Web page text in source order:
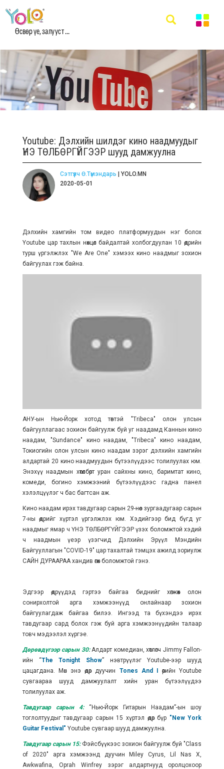
Өсвөр үе, залууст ...
Youtube: Дэлхийн шилдэг кино наадмуудыг
ҮНЭ ТӨЛБӨРГҮЙГЭЭР шууд дамжуулна
Сэтгүүлч Ө.Түмэндарь | YOLO.MN
2020-05-01
Дэлхийн хамгийн том видео платформуудын нэг болох
Youtube цар тахлын нөхцөл байдалтай холбогдуулан 10 өдрийн
турш үргэлжлэх "We Are One" хэмээх кино наадмыг зохион
байгуулах гэж байна.
АНУ-ынНью-Йорк хотод төвтэй "Tribeca" олон улсын
байгууллагаас зохион байгуулж буй уг наадамд Каннын кино
наадам, "Sundance" кино наадам, "Tribeca" кино наадам,
Токиогийн олон улсын кино наадам зэрэг дэлхийн хамгийн
алдартай 20 кино наадмуудын бүтээлүүдээс толилуулах юм.
Энэхүү наадмын хөтөлбөртуран сайхны кино, баримтат кино,
комеди, богино хэмжээний бүтээлүүдээс гадна панел
хэлэлцүүлэг ч бас багтсан аж.
Кино наадам ирэх тавдугаар сарын 29-нөөс зургаадугаар сарын
7-ны өдрийг хүртэл үргэлжлэх юм. Хэдийгээр бид бүгд уг
наадмыг ямар ч ҮНЭ ТӨЛБӨРГҮЙГЭЭР үзэх боломжтой хэдий
ч наадмын үеэр үзэгчид Дэлхийн Эрүүл Мэндийн
Байгууллагын "COVID-19" цар тахалтай тэмцэх ажилд зориулж
САЙН ДУРААРАА хандив өгөх боломжтой гэнэ.
Эдгээр өдрүүдэд гэртээ байгаа биднийг хөгжөөх олон
сонирхолтой арга хэмжээнүүд онлайнаар зохион
байгуулагдаж байгаа билээ. Ингээд та бүхэндээ ирэх
тавдугаар сард болох гэж буй арга хэмжээнүүдийн талаар
товч мэдээлэл хүргэе.
Дөрөвдүгээр сарын 30:Алдарт комедиан, хөтлөгч Jimmy Fallon-
ийн “The Tonight Show” нэвтрүүлэг Youtube-ээр шууд
цацагдана. Мөн энэ өдөр дуучин Tones And I өөрийн Youtube
сувгаараа шууд дамжуулалт хийн уран бүтээлүүдээ
толилуулах аж.
Тавдугаар сарын 4:“Нью-Йорк Гитарын Наадам”-ын шоу
тоглолтуудыг тавдугаар сарын 15 хүртэл өдөр бүр "New York
Guitar Festival" Youtube сувгаар шууд дамжуулна.
Тавдугаар сарын 15:Фэйсбүүкээс зохион байгуулж буй "Class
of 2020" арга хэмжээнд дуучин Miley Cyrus, Lil Nas X,
Awkwafina, Oprah Winfrey зэрэг алдартнууд оролцохоор